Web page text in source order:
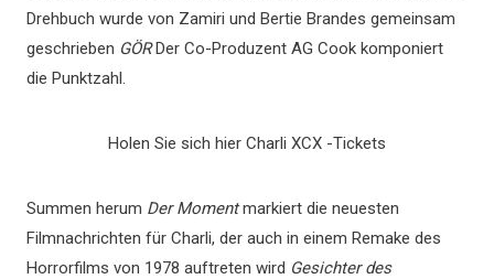
Drehbuch wurde von Zamiri und Bertie Brandes gemeinsam
geschrieben GÖRDer Co-Produzent AG Cook komponiert
die Punktzahl.
Holen Sie sich hier Charli XCX -Tickets
Summen herum Der Momentmarkiert die neuesten
Filmnachrichten für Charli, der auch in einem Remake des
Horrorfilms von 1978 auftreten wird Gesichter des